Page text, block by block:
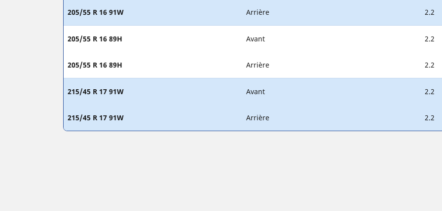
205/55 R 16 91W Arrière 2.2
205/55 R 16 89H Avant 2.2
205/55 R 16 89H Arrière 2.2
215/45 R 17 91W Avant 2.2
215/45 R 17 91W Arrière 2.2